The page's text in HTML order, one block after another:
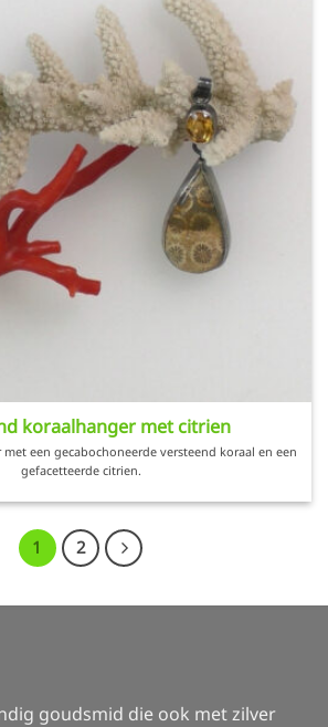
koraalhanger met citrien
een gecabochoneerde versteend koraal en een
gefacetteerde citrien.
1 2
goudsmid die ook met zilver